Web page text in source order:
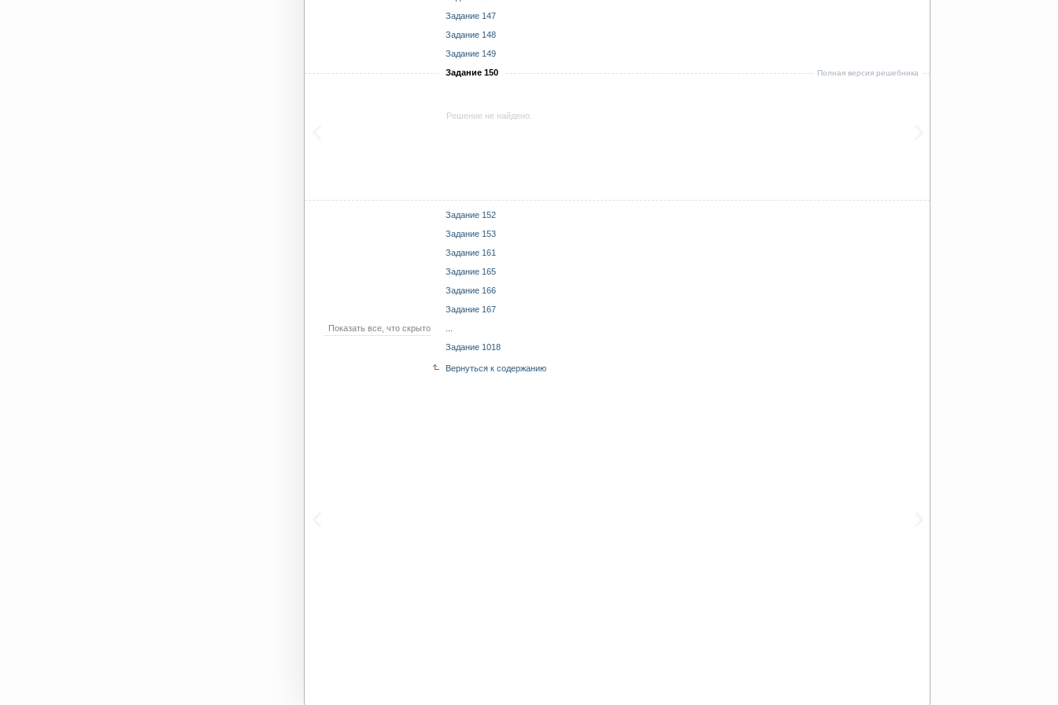
Задание 147
Задание 148
Задание 149
Задание 150
Полная версия решебника
Решение не найдено.
Задание 152
Задание 153
Задание 161
Задание 165
Задание 166
Задание 167
Показать все, что скрыто
Задание 1018
Вернуться к содержанию